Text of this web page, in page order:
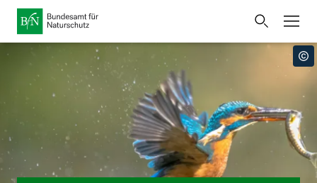
Öffnet
externe
Link
zur
Startseite
Direkt zur Hauptnavigation
Direkt zur Hauptinhalte
Direkt zur Fusszeile
Bundesamt für Naturschutz
Metanavigation
Startseite
Publikationen
Veranstaltungen
Karten und Daten